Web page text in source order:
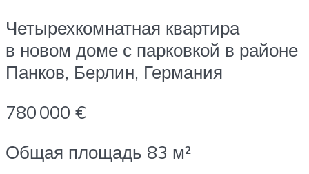
Четырехкомнатная квартира
в новом доме с парковкой в районе
Панков, Берлин, Германия
780 000 €
Общая площадь 83 м²